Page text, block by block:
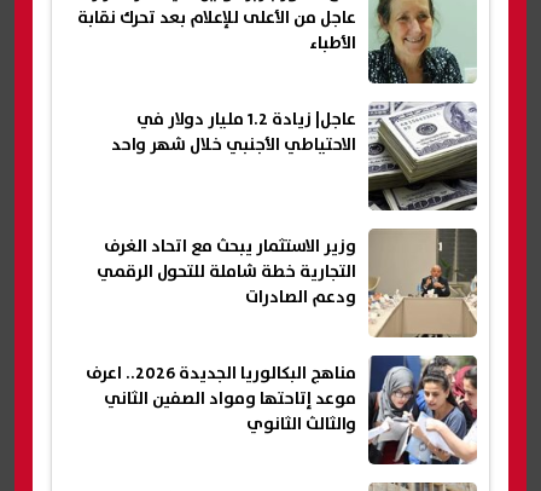
عاجل من الأعلى للإعلام بعد تحرك نقابة
الأطباء
عاجل| زيادة 1.2 مليار دولار في
الاحتياطي الأجنبي خلال شهر واحد
وزير الاستثمار يبحث مع اتحاد الغرف
التجارية خطة شاملة للتحول الرقمي
ودعم الصادرات
مناهج البكالوريا الجديدة 2026.. اعرف
موعد إتاحتها ومواد الصفين الثاني
والثالث الثانوي